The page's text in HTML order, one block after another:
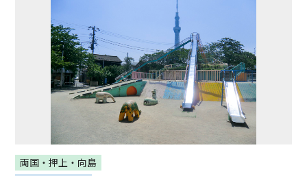
両国・押上・向島